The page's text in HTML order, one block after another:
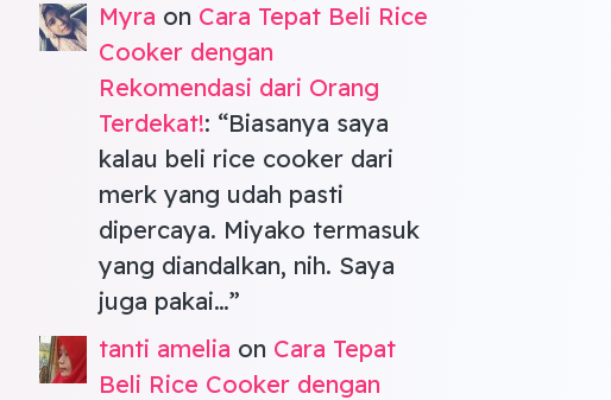
Myra on Cara Tepat Beli Rice
Cooker dengan
Rekomendasi dari Orang
Terdekat!: “Biasanya saya
kalau beli rice cooker dari
merk yang udah pasti
dipercaya. Miyako termasuk
yang diandalkan, nih. Saya
juga pakai…”
tanti amelia on Cara Tepat
Beli Rice Cooker dengan